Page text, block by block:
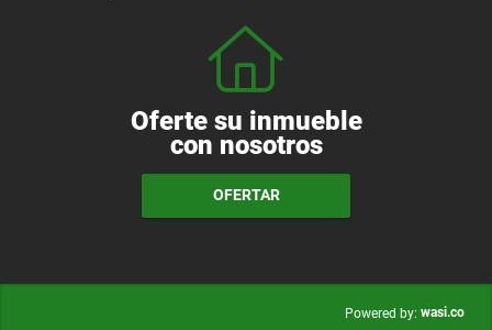
Oferte su inmueble
con nosotros
OFERTAR
Powered by: wasi.co